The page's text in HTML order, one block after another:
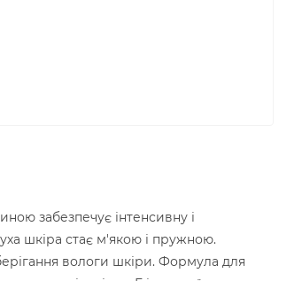
забезпечує інтенсивну і
шкіра стає м'якою і пружною.
вологи шкіри. Формула для